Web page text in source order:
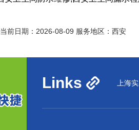
当前日期：2026-08-09 服务地区：西安
Links 上海